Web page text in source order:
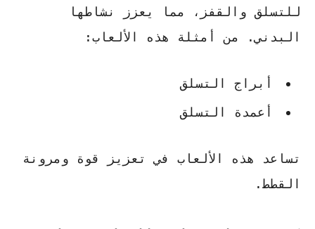
للتسلق والقفز، مما يعزز نشاطها
البدني. من أمثلة هذه الألعاب:
أبراج التسلق
أعمدة التسلق
تساعد هذه الألعاب في تعزيز قوة ومرونة
القطط.